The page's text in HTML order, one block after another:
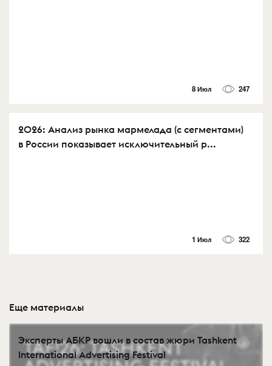
8 Июл 247
2026: Анализ рынка мармелада (с сегментами)
в России показывает исключительный р...
1 Июл 322
Еще материалы
Эксперты АБКР вошли в состав жюри Tashkent
International Advertising Festival